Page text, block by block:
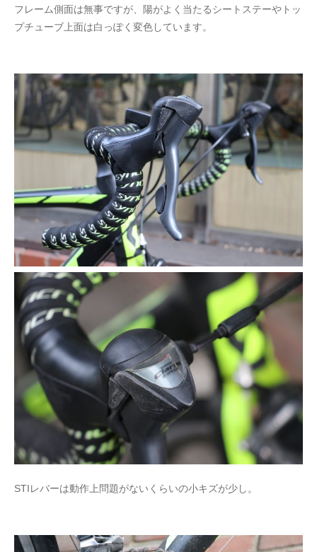
フレーム側面は無事ですが、陽がよく当たるシートステーやトッ
プチューブ上面は白っぽく変色しています。
STIレバーは動作上問題がないくらいの小キズが少し。